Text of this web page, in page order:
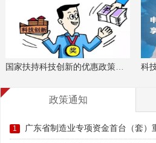
国家扶持科技创新的优惠政策，索取资料、解读政策
政策通知
1 广东省制造业专项资金首台（套）重大技术装备研制与推广应